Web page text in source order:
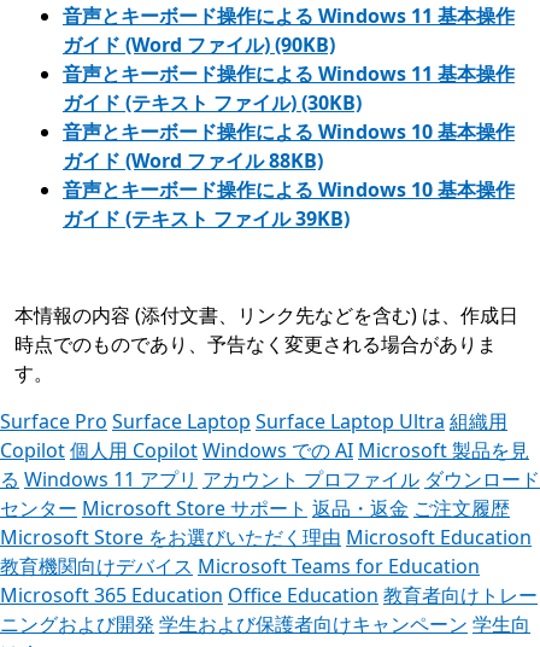
音声とキーボード操作による Windows 11 基本操作
ガイド (Word ファイル) (90KB)
音声とキーボード操作による Windows 11 基本操作
ガイド (テキスト ファイル) (30KB)
音声とキーボード操作による Windows 10 基本操作
ガイド (Word ファイル 88KB)
音声とキーボード操作による Windows 10 基本操作
ガイド (テキスト ファイル 39KB)
本情報の内容 (添付文書、リンク先などを含む) は、作成日
時点でのものであり、予告なく変更される場合がありま
す。
Surface Pro Surface Laptop Surface Laptop Ultra 組織用
Copilot個人用 CopilotWindows での AI Microsoft 製品を見
る Windows 11 アプリ アカウント プロファイル ダウンロード
センター Microsoft Store サポート 返品・返金 ご注文履歴
Microsoft Store をお選びいただく理由 Microsoft Education
教育機関向けデバイス Microsoft Teams for Education
Microsoft 365 Education Office Education 教育者向けトレー
ニングおよび開発 学生および保護者向けキャンペーン 学生向